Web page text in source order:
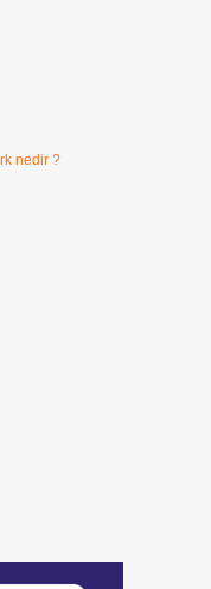
nedir ?